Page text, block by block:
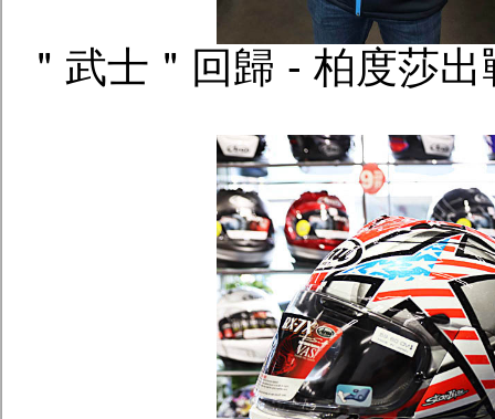
＂武士＂回歸 - 柏度莎